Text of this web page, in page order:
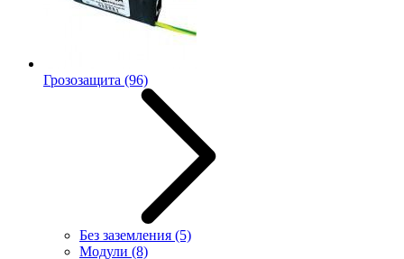
Грозозащита (96)
Без заземления (5)
Модули (8)